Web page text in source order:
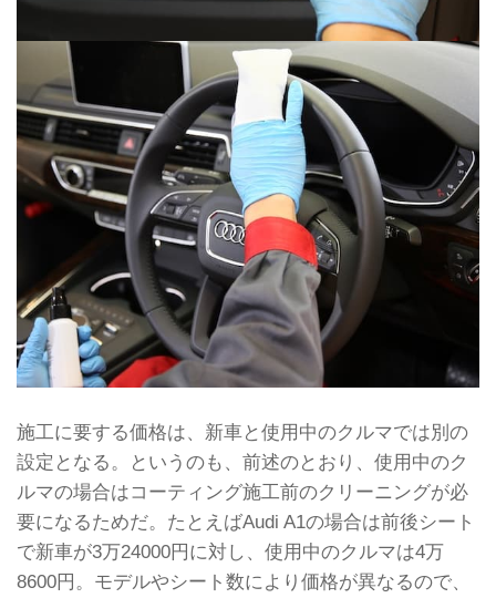
施工に要する価格は、新車と使用中のクルマでは別の
設定となる。というのも、前述のとおり、使用中のク
ルマの場合はコーティング施工前のクリーニングが必
要になるためだ。たとえばAudi A1の場合は前後シート
で新車が3万24000円に対し、使用中のクルマは4万
8600円。モデルやシート数により価格が異なるので、